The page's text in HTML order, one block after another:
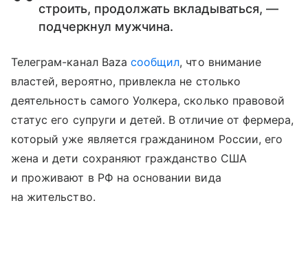
строить, продолжать вкладываться, —
подчеркнул мужчина.
Телеграм-канал Baza сообщил, что внимание
властей, вероятно, привлекла не столько
деятельность самого Уолкера, сколько правовой
статус его супруги и детей. В отличие от фермера,
который уже является гражданином России, его
жена и дети сохраняют гражданство США
и проживают в РФ на основании вида
на жительство.